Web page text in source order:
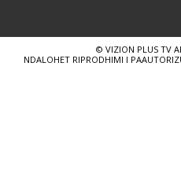
© VIZION PLUS TV
NDALOHET RIPRODHIMI I